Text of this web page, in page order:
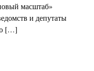
масштаб»
и депутаты
[…]